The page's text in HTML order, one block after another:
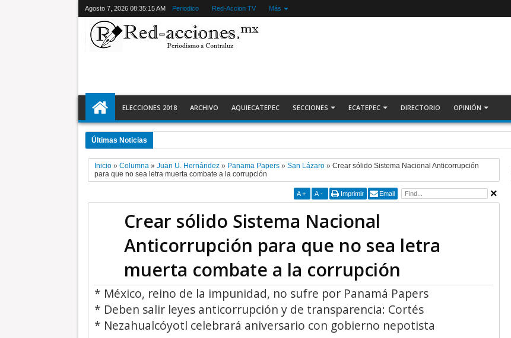
Agosto 7, 2026 08:35:16 AM Periodico Red-Accion TV Más
ELECCIONES 2018 ARCHIVO AQUIECATEPEC SECCIONES ECATEPEC DIRECTORIO OPINIÓN
Últimas Noticias
Inicio» Columna» Juan U. Hernández» Panama Papers» San Lázaro» Crear sólido Sistema Nacional Anticorrupción
para que no sea letra muerta combate a la corrupción
A + A - Imprimir Email
Crear sólido Sistema Nacional
Anticorrupción para que no sea letra
muerta combate a la corrupción
* México, reino de la impunidad, no sufre por Panamá Papers
* Deben salir leyes anticorrupción y de transparencia: Cortés
* Nezahualcóyotl celebrará aniversario con gobierno nepotista